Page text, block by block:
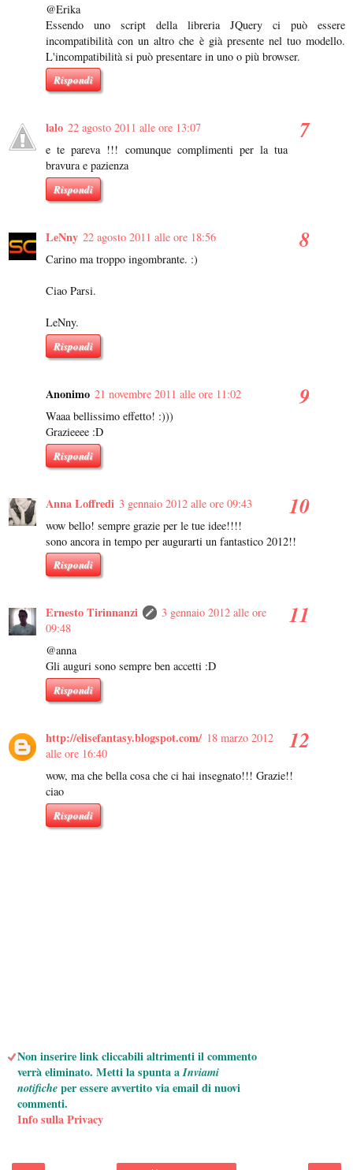
@Erika
Essendo uno script della libreria JQuery ci può essere
incompatibilità con un altro che è già presente nel tuo modello.
L'incompatibilità si può presentare in uno o più browser.
Rispondi
lalo 22 agosto 2011 alle ore 13:07
e te pareva !!! comunque complimenti per la tua
bravura e pazienza
Rispondi
LeNny 22 agosto 2011 alle ore 18:56
Carino ma troppo ingombrante. :)
Ciao Parsi.
LeNny.
Rispondi
Anonimo 21 novembre 2011 alle ore 11:02
Waaa bellissimo effetto! :)))
Grazieeee :D
Rispondi
Anna Loffredi 3 gennaio 2012 alle ore 09:43
wow bello! sempre grazie per le tue idee!!!!
sono ancora in tempo per augurarti un fantastico 2012!!
Rispondi
Ernesto Tirinnanzi
3 gennaio 2012 alle ore
09:48
@anna
Gli auguri sono sempre ben accetti :D
Rispondi
http://elisefantasy.blogspot.com/ 18 marzo 2012
alle ore 16:40
wow, ma che bella cosa che ci hai insegnato!!! Grazie!!
ciao
Rispondi
Non inserire link cliccabili altrimenti il commento
verrà eliminato. Metti la spunta aInviami
notificheper essere avvertito via email di nuovi
commenti.
Info sulla Privacy